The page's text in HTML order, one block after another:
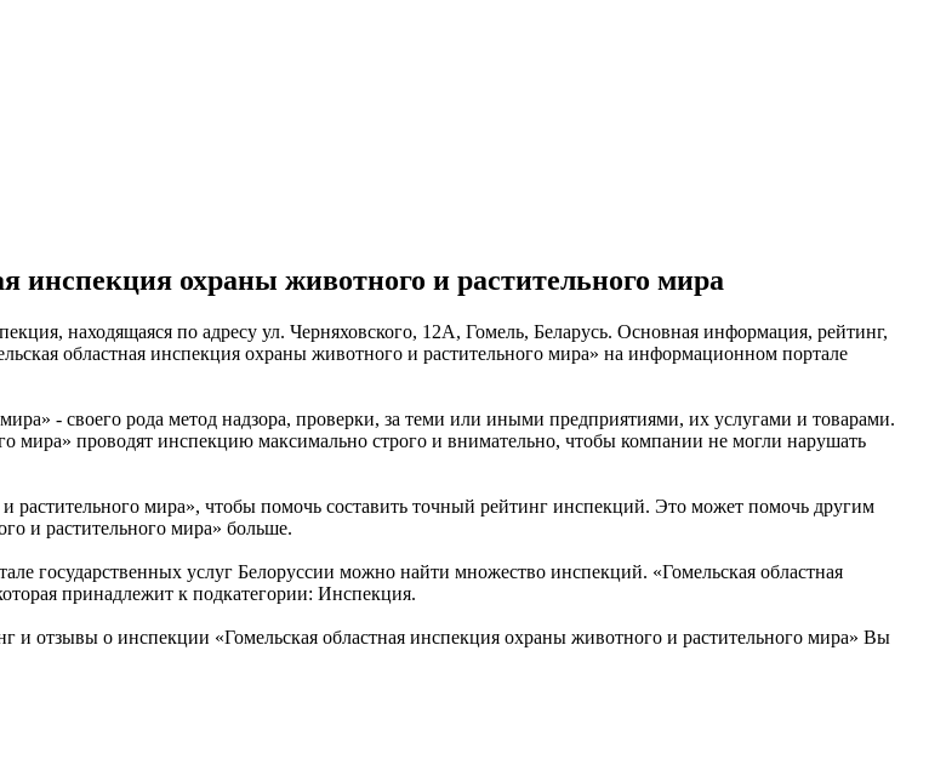
охраны животного и растительного мира
находящаяся по адресу ул. Черняховского, 12А, Гомель, Беларусь. Основная информация, рейтинг,
областная инспекция охраны животного и растительного мира» на информационном портале
- своего рода метод надзора, проверки, за теми или иными предприятиями, их услугами и товарами.
мира» проводят инспекцию максимально строго и внимательно, чтобы компании не могли нарушать
растительного мира», чтобы помочь составить точный рейтинг инспекций. Это может помочь другим
и растительного мира» больше.
государственных услуг Белоруссии можно найти множество инспекций. «Гомельская областная
принадлежит к подкатегории: Инспекция.
отзывы о инспекции «Гомельская областная инспекция охраны животного и растительного мира» Вы